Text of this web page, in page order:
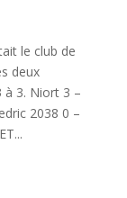
le club de
deux
à 3. Niort 3 –
2038 0 –